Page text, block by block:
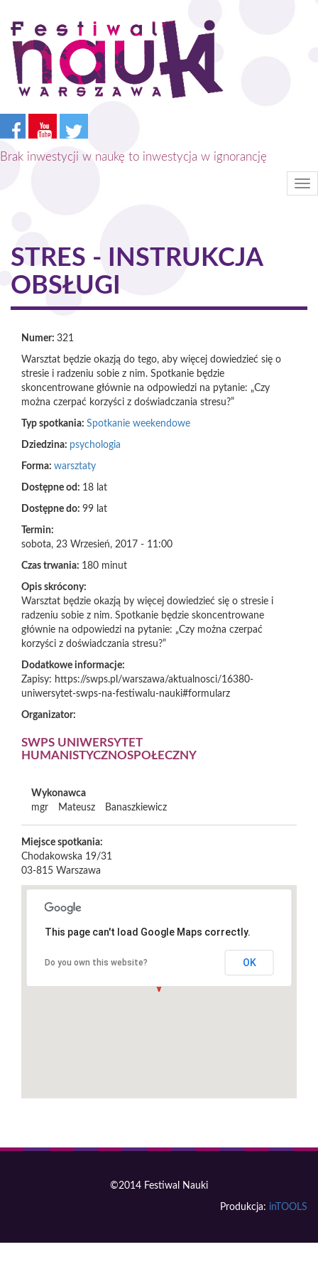
Przejdź
treści
Brak inwestycji w naukę to inwestycja w ignorancję
STRES - INSTRUKCJA
OBSŁUGI
Numer: 321
Warsztat będzie okazją do tego, aby więcej dowiedzieć się o
stresie i radzeniu sobie z nim. Spotkanie będzie
skoncentrowane głównie na odpowiedzi na pytanie: „Czy
można czerpać korzyści z doświadczania stresu?”
Typ spotkania: Spotkanie weekendowe
Dziedzina: psychologia
Forma: warsztaty
Dostępne od: 18 lat
Dostępne do: 99 lat
Termin:
sobota, 23 Wrzesień, 2017 - 11:00
Czas trwania: 180 minut
Opis skrócony:
Warsztat będzie okazją by więcej dowiedzieć się o stresie i
radzeniu sobie z nim. Spotkanie będzie skoncentrowane
głównie na odpowiedzi na pytanie: „Czy można czerpać
korzyści z doświadczania stresu?”
Dodatkowe informacje:
Zapisy: https://swps.pl/warszawa/aktualnosci/16380-
uniwersytet-swps-na-festiwalu-nauki#formularz
Organizator:
SWPS UNIWERSYTET
HUMANISTYCZNOSPOŁECZNY
Wykonawca
mgr
Mateusz Banaszkiewicz
Miejsce spotkania:
Chodakowska 19/31
03-815 Warszawa
This page can't load Google Maps correctly.
Do you own this website? OK
©2014 Festiwal Nauki
Produkcja: inTOOLS